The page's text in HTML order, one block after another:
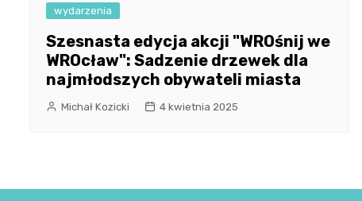
wydarzenia
Szesnasta edycja akcji "WROśnij we
WROcław": Sadzenie drzewek dla
najmłodszych obywateli miasta
Michał Kozicki 4 kwietnia 2025